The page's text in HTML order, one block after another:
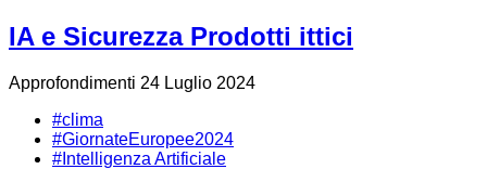
IA e Sicurezza Prodotti ittici
Approfondimenti 24 Luglio 2024
#clima
#GiornateEuropee2024
#Intelligenza Artificiale